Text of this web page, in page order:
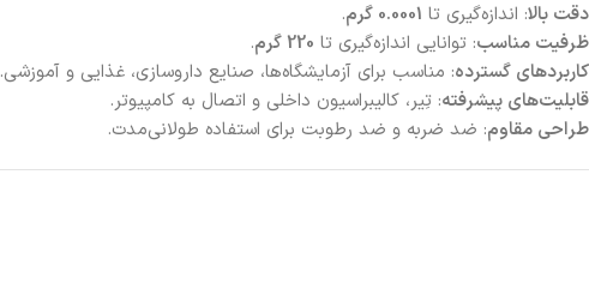
دقت بالا: اندازه‌گیری تا 0.0001 گرم
.
ظرفیت مناسب: توانایی اندازه‌گیری تا 220 گرم
.
کاربردهای گسترده: مناسب برای آزمایشگاه‌ها، صنایع داروسازی، غذایی و آموزشی.
قابلیت‌های پیشرفته: تِیر، کالیبراسیون داخلی و اتصال به کامپیوتر.
طراحی مقاوم: ضد ضربه و ضد رطوبت برای استفاده طولانی‌مدت.